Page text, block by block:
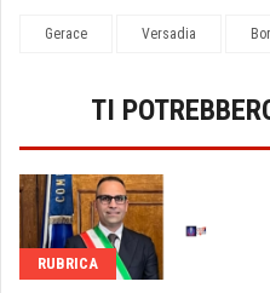
Gerace Versadia
TI
RUBRICA